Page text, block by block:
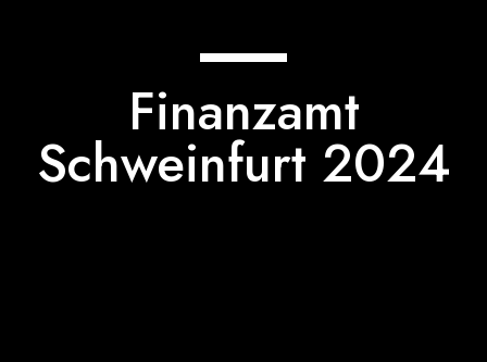
Finanzamt
Schweinfurt 2024